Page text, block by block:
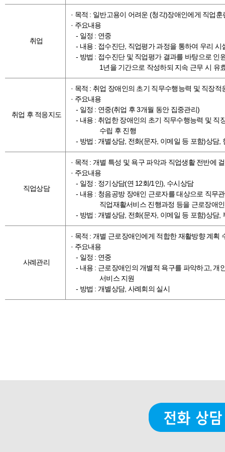
취업
· 목적 : 일반고용이 어려운 (청각)장애인에게 직업
· 주요내용
- 일정 : 연중
- 내용 : 접수진단, 직업평가 과정을 통하여 우리
- 방법 : 접수진단 및 직업평가 결과를 바탕으로 인
1년을 기간으로 작성하되 지속 근무 시 유
취업 후 적응지도
· 목적 : 취업 장애인의 초기 직무수행능력 및 직장적
· 주요내용
- 일정 : 연중(취업 후 3개월 동안 집중관리)
- 내용 : 취업한 장애인의 초기 직무수행능력 및 직
수립 후 진행
- 방법 : 개별상담, 전화(문자, 이메일 등 포함)상담,
직업상담
· 목적 : 개별 특성 및 욕구 파악과 직업생활 전반에
· 주요내용
- 일정 : 정기상담(연 12회/1인), 수시상담
- 내용 : 청음공방 장애인 근로자를 대상으로 직무
직업재활서비스 진행과정 등을 근로장애
- 방법 : 개별상담, 전화(문자, 이메일 등 포함)상담,
사례관리
· 목적 : 개별 근로장애인에게 적합한 재활방향 계획
· 주요내용
- 일정 : 연중
- 내용 : 근로장애인의 개별적 욕구를 파악하고, 개
서비스 지원
- 방법 : 개별상담, 사례회의 실시